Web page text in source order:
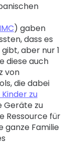
) gaben
dass es
aber nur 1
diese auch
von
die dabei
zu
Geräte zu
Ressource für
ganze Familie